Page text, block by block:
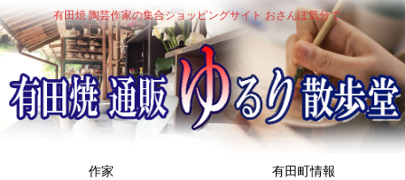
有田焼 陶芸作家の集合ショッピングサイト おさんぽ気分で…
作家 有田町情報